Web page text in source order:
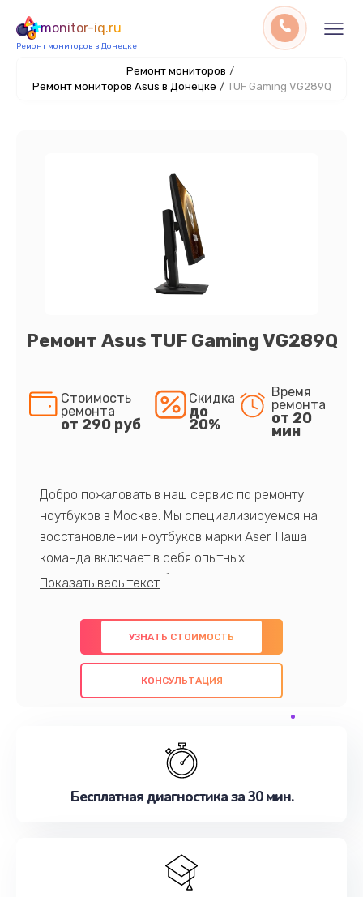
monitor-iq.ru
Ремонт мониторов в Донецке
Ремонт мониторов /
Ремонт мониторов Asus в Донецке / TUF Gaming VG289Q
Ремонт Asus TUF Gaming VG289Q
Стоимость
ремонта
от 290 руб
Скидка
до
20%
Время
ремонта
от 20
мин
Добро пожаловать в наш сервис по ремонту
ноутбуков в Москве. Мы специализируемся на
восстановлении ноутбуков марки Aser. Наша
команда включает в себя опытных
профессионалов с обширными знаниями и
предлагаем быстрый и качественный ремонт с
использованием оригинальных компонентов, а
также гарантируем качество всех
проведенных работ. Наша цель - предоставить
наилучшим образом. Не медлите записаться на
УЗНАТЬ СТОИМОСТЬ
КОНСУЛЬТАЦИЯ
Бесплатная диагностика за 30 мин.